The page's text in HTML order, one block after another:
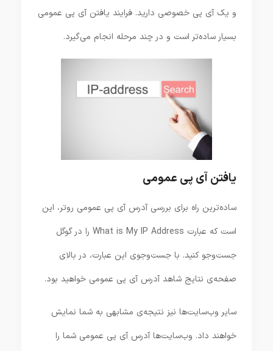
و یک آی پی خصوصی دارید. فرایند یافتن آی پی عمومی
بسیار ساده‌تر است و در چند مرحله انجام می‌گیرد.
یافتن آی پی عمومی
ساده‌ترین راه برای بررسی آدرس آی پی عمومی روتر، این
است که عبارت What is My IP Address را در گوگل
جست‌و‌جو کنید. با جست‌و‌جوی این عبارت، در بالای
صفحه‌ی نتایج شاهد آدرس آی پی عمومی خواهید بود.
سایر وب‌سایت‌ها نیز نتیجه‌ی مشابهی به شما نمایش
خواهند داد. وب‌سایت‌ها آدرس آی پی عمومی شما را